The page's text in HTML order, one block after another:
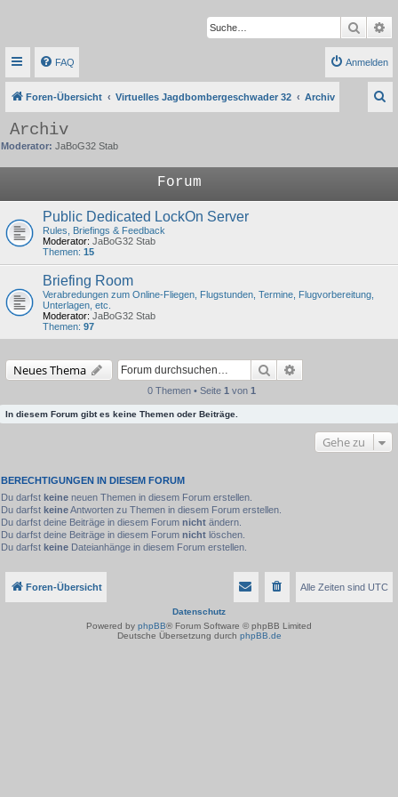
Suche
FAQ Anmelden
Foren-Übersicht Virtuelles Jagdbombergeschwader 32 Archiv
Archiv
Moderator: JaBoG32 Stab
Forum
Public Dedicated LockOn Server
Rules, Briefings & Feedback
Moderator: JaBoG32 Stab
Themen: 15
Briefing Room
Verabredungen zum Online-Fliegen, Flugstunden, Termine, Flugvorbereitung,
Unterlagen, etc.
Moderator: JaBoG32 Stab
Themen: 97
Neues Thema Suche
0 Themen • Seite 1 von 1
In diesem Forum gibt es keine Themen oder Beiträge.
Gehe zu
BERECHTIGUNGEN IN DIESEM FORUM
Du darfst keine neuen Themen in diesem Forum erstellen.
Du darfst keineAntworten zu Themen in diesem Forum erstellen.
Du darfst deine Beiträge in diesem Forum nicht ändern.
Du darfst deine Beiträge in diesem Forum nicht löschen.
Du darfst keine Dateianhänge in diesem Forum erstellen.
Foren-Übersicht Alle Zeiten sind UTC
Datenschutz
Powered by phpBB® Forum Software © phpBB Limited
Deutsche Übersetzung durch phpBB.de